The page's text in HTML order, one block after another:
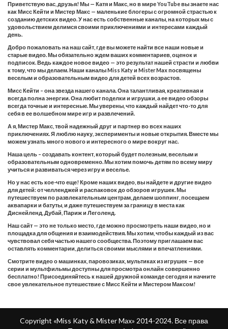
Приветствую вас, друзья! Мы — Катя и Макс, но в мире YouTube вы знаете нас
как Мисс Кейти и Мистер Макс — маленькие блогеры с огромной страстью к
созданию детских видео. У нас есть собственные каналы, на которых мы с
удовольствием делимся своими приключениями и интересами каждый
день.
Добро пожаловать на наш сайт, где вы можете найти все наши новые и
старые видео. Мы обязательно ждем ваших комментариев, оценок и
подписок. Ведь каждое новое видео — это результат нашей страсти и любви
к тому, что мы делаем. Наши каналы Miss Katy и Mister Max посвящены
веселым и образовательным видео для детей всех возрастов.
Мисс Кейти – она звезда нашего канала. Она талантливая, креативная и
всегда полна энергии. Она любит поделки и игрушки, а ее видео обзоры
всегда точные и интересные. Мы уверены, что каждый найдет что-то для
себя в ее волшебном мире игр и развлечений.
А я, Мистер Макс, твой надежный друг и партнер во всех наших
приключениях. Я люблю науку, эксперименты и новые открытия. Вместе мы
можем узнать много нового и интересного о мире вокруг нас.
Наша цель – создавать контент, который будет полезным, веселым и
образовательным одновременно. Мы хотим помочь детям по всему миру
учиться и развиваться через игру и веселье.
Но у нас есть кое-что еще! Кроме наших видео, вы найдете и другие видео
для детей: от челленджей и распаковок до обзоров игрушек. Мы
путешествуем по развлекательным центрам, делаем шоппинг, посещаем
аквапарки и батуты, и даже путешествуем за границу в места как
Диснейленд, Дубай, Париж и Леголенд.
Наш сайт — это не только место, где можно просмотреть наши видео, но и
площадка для общения и взаимодействия. Мы хотим, чтобы каждый из вас
чувствовал себя частью нашего сообщества. Поэтому приглашаем вас
оставлять комментарии, делиться своими мыслями и впечатлениями.
Смотрите видео о машинках, паровозиках, мультиках из игрушек — все
серии и мультфильмы доступны для просмотра онлайн совершенно
бесплатно! Присоединяйтесь к нашей дружной команде сегодня и начните
свое увлекательное путешествие с Мисс Кейти и Мистером Максом!
Copyright «Miss Katy & Mister Max» 2014-2024. Все права